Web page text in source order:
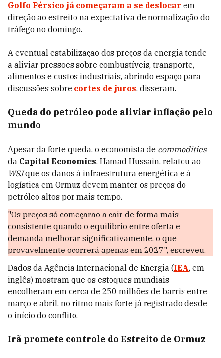
Golfo Pérsico já começaram a se deslocar em
direção ao estreito na expectativa de normalização do
tráfego no domingo.
A eventual estabilização dos preços da energia tende
a aliviar pressões sobre combustíveis, transporte,
alimentos e custos industriais, abrindo espaço para
discussões sobre cortes de juros, disseram.
Queda do petróleo pode aliviar inflação pelo
mundo
Apesar da forte queda, o economista de commodities
da Capital Economics, Hamad Hussain, relatou ao
WSJque os danos à infraestrutura energética e à
logística em Ormuz devem manter os preços do
petróleo altos por mais tempo.
"Os preços só começarão a cair de forma mais
consistente quando o equilíbrio entre oferta e
demanda melhorar significativamente, o que
provavelmente ocorrerá apenas em 2027", escreveu.
Dados da Agência Internacional de Energia (IEA, em
inglês) mostram que os estoques mundiais
encolheram em cerca de 250 milhões de barris entre
março e abril, no ritmo mais forte já registrado desde
o início do conflito.
Irã promete controle do Estreito de Ormuz